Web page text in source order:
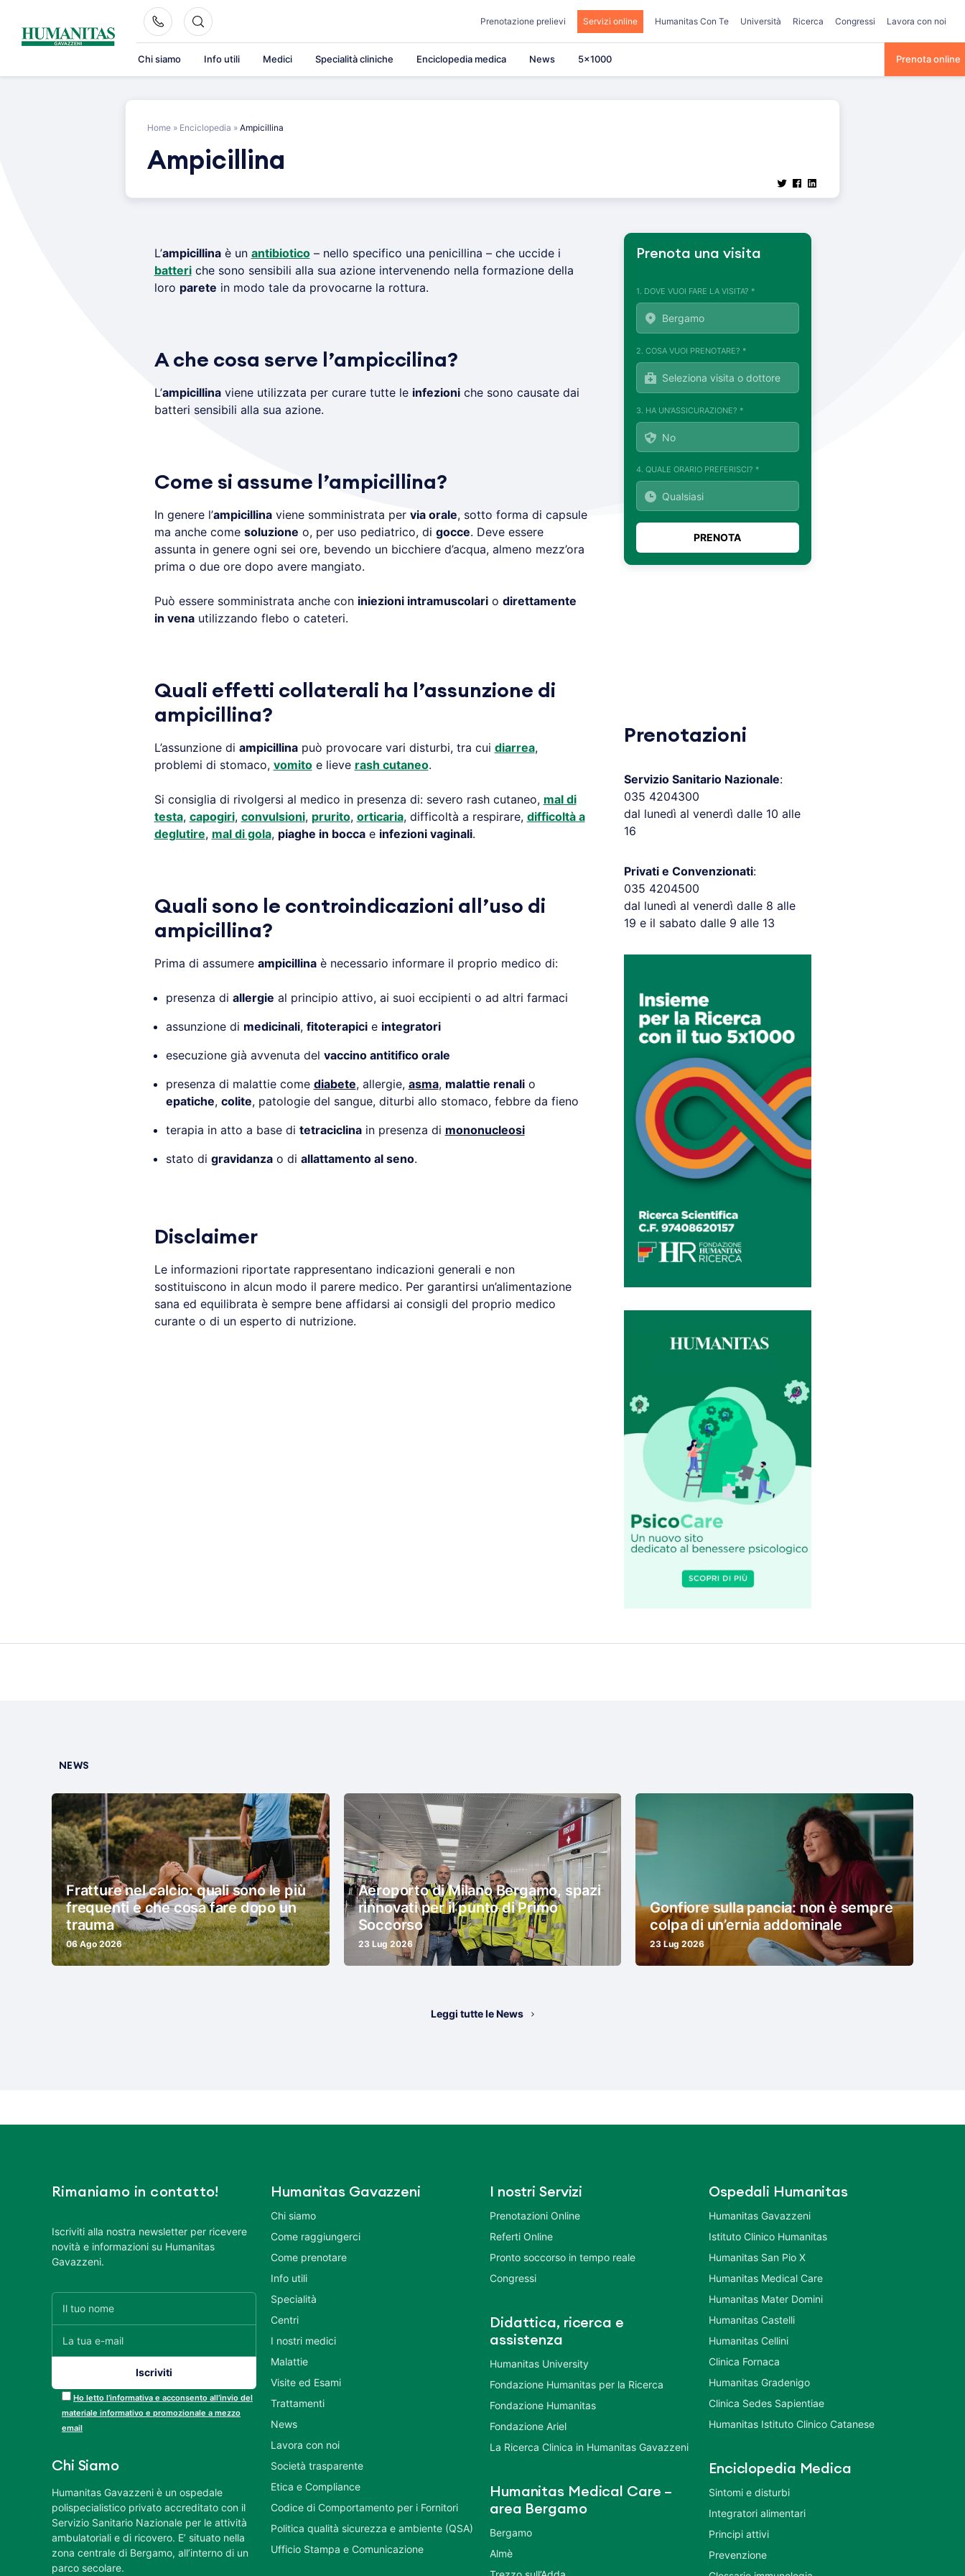
content
Prenotazione prelievi Servizi online Humanitas Con Te Università Ricerca Congressi Lavora con noi
Chi siamo Info utili Medici Specialità cliniche Enciclopedia medica News 5×1000 Prenota online
Home » Enciclopedia » Ampicillina
Ampicillina
L’ampicillinaè un antibiotico– nello specifico una penicillina – che uccide i
batteriche sono sensibili alla sua azione intervenendo nella formazione della
loro parete in modo tale da provocarne la rottura.
A che cosa serve l’ampiccilina?
L’ampicillinaviene utilizzata per curare tutte le infezioniche sono causate dai
batteri sensibili alla sua azione.
Come si assume l’ampicillina?
In genere l’ampicillinaviene somministrata per via orale, sotto forma di capsule
ma anche come soluzione o, per uso pediatrico, di gocce. Deve essere
assunta in genere ogni sei ore, bevendo un bicchiere d’acqua, almeno mezz’ora
prima o due ore dopo avere mangiato.
Può essere somministrata anche con iniezioni intramuscolario direttamente
in venautilizzando flebo o cateteri.
Quali effetti collaterali ha l’assunzione di
ampicillina?
L’assunzione di ampicillinapuò provocare vari disturbi, tra cui diarrea,
problemi di stomaco, vomitoe lieve rash cutaneo.
Si consiglia di rivolgersi al medico in presenza di: severo rash cutaneo, mal di
testa, capogiri, convulsioni, prurito, orticaria, difficoltà a respirare, difficoltà a
deglutire, mal di gola, piaghe in boccae infezioni vaginali.
Quali sono le controindicazioni all’uso di
ampicillina?
Prima di assumere ampicillinaè necessario informare il proprio medico di:
presenza di allergie al principio attivo, ai suoi eccipienti o ad altri farmaci
assunzione di medicinali, fitoterapicie integratori
esecuzione già avvenuta del vaccino antitifico orale
presenza di malattie come diabete, allergie, asma, malattie renalio
epatiche, colite, patologie del sangue, diturbi allo stomaco, febbre da fieno
terapia in atto a base di tetraciclinain presenza di mononucleosi
stato di gravidanzao di allattamento al seno.
Disclaimer
Le informazioni riportate rappresentano indicazioni generali e non
sostituiscono in alcun modo il parere medico. Per garantirsi un’alimentazione
sana ed equilibrata è sempre bene affidarsi ai consigli del proprio medico
curante o di un esperto di nutrizione.
Prenota una visita
1. DOVE VUOI FARE LA VISITA? *
2. COSA VUOI PRENOTARE? *
3. HA UN'ASSICURAZIONE? *
4. QUALE ORARIO PREFERISCI? *
Prenotazioni
Servizio Sanitario Nazionale:
035 4204300
dal lunedì al venerdì dalle 10 alle
16
Privati e Convenzionati:
035 4204500
dal lunedì al venerdì dalle 8 alle
19 e il sabato dalle 9 alle 13
NEWS
Fratture nel calcio: quali sono le più
frequenti e che cosa fare dopo un
trauma
06 Ago 2026
Aeroporto di Milano Bergamo, spazi
rinnovati per il punto di Primo
Soccorso
23 Lug 2026
Gonfiore sulla pancia: non è sempre
colpa di un’ernia addominale
23 Lug 2026
Leggi tutte le News
Rimaniamo in contatto!
Iscriviti alla nostra newsletter per ricevere
novità e informazioni su Humanitas
Gavazzeni.
Ho letto l’informativa e acconsento all’invio del
materiale informativo e promozionale a mezzo
email
Chi Siamo
Humanitas Gavazzeni è un ospedale
polispecialistico privato accreditato con il
Servizio Sanitario Nazionale per le attività
ambulatoriali e di ricovero. E’ situato nella
zona centrale di Bergamo, all’interno di un
parco secolare.
Humanitas Gavazzeni
Chi siamo
Come raggiungerci
Come prenotare
Info utili
Specialità
Centri
I nostri medici
Malattie
Visite ed Esami
Trattamenti
News
Lavora con noi
Società trasparente
Etica e Compliance
Codice di Comportamento per i Fornitori
Politica qualità sicurezza e ambiente (QSA)
Ufficio Stampa e Comunicazione
I nostri Servizi
Prenotazioni Online
Referti Online
Pronto soccorso in tempo reale
Congressi
Didattica, ricerca e
assistenza
Humanitas University
Fondazione Humanitas per la Ricerca
Fondazione Humanitas
Fondazione Ariel
La Ricerca Clinica in Humanitas Gavazzeni
Humanitas Medical Care –
area Bergamo
Bergamo
Almè
Ospedali Humanitas
Humanitas Gavazzeni
Istituto Clinico Humanitas
Humanitas San Pio X
Humanitas Medical Care
Humanitas Mater Domini
Humanitas Castelli
Humanitas Cellini
Clinica Fornaca
Humanitas Gradenigo
Clinica Sedes Sapientiae
Humanitas Istituto Clinico Catanese
Enciclopedia Medica
Sintomi e disturbi
Integratori alimentari
Principi attivi
Prevenzione